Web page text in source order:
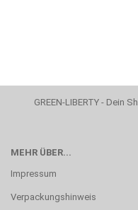
GREEN-LIBERTY - Dein
MEHR ÜBER...
Impressum
Verpackungshinweis